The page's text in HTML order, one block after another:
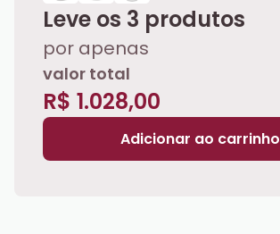
Leve os 3 produtos
por apenas
valor total
R$ 1.028,00
Adicionar ao carrinho